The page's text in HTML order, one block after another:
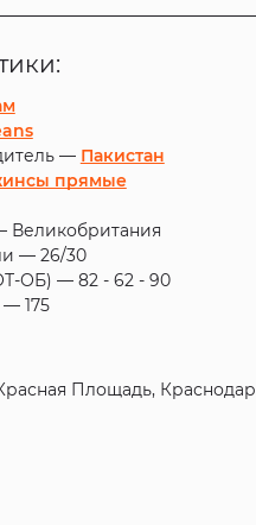
— Пакистан
прямые
Великобритания
— 26/30
ОБ) — 82 - 62 - 90
— 175
Площадь, Краснодар